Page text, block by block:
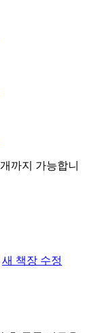
까지 가능합니
새 책장 수정